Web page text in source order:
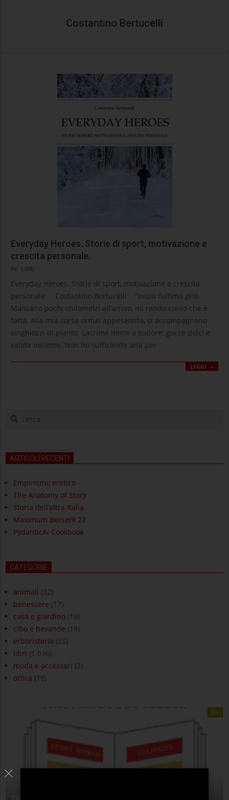
Costantino Bertucelli
Everyday Heroes. Storie di sport, motivazione e
crescita personale.
2024-
08-
22
IN: LIBRI
Everyday Heroes. Storie di sport, motivazione e crescita
personale. Costantino Bertucelli “Inizio l’ultimo giro.
Mancano pochi chilometri all’arrivo, mi rendo conto che è
fatta. Alla mia corsa ormai appesantita, si accompagnano
singhiozzi di pianto. Lacrime miste a sudore: gocce dolci e
salate insieme. Non ho sufficiente aria per
LEGGI →
cerca
ARTICOLI RECENTI
Empirismo eretico
The Anatomy of Story
Storia dell’altra Italia
Maximum Berserk 27
PydanticAI Cookbook
CATEGORIE
animali (32)
benessere (17)
casa e giardino (16)
cibo e bevande (18)
erboristeria (35)
libri (1.036)
moda e accessori (3)
ottica (18)
libri